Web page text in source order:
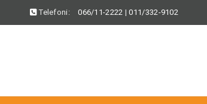
Telefoni: 066/11-2222 |011/332-9102